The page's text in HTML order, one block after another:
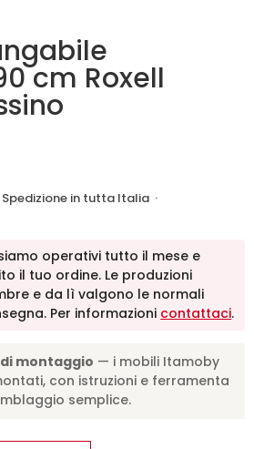
cm Roxell
in tutta Italia ·
operativi tutto il mese e
il tuo ordine. Le produzioni
e da lì valgono le normali
Per informazioni contattaci.
montaggio — i mobili Itamoby
con istruzioni e ferramenta
semplice.